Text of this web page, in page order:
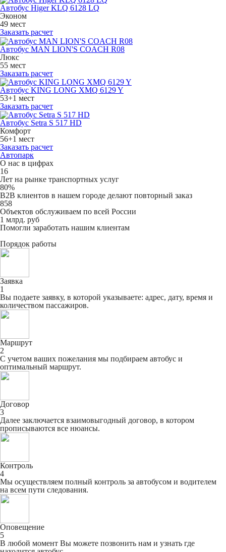
Автобус Higer KLQ 6128 LQ
Эконом
49 мест
Заказать расчет
Автобус MAN LION'S COACH R08
Люкс
55 мест
Заказать расчет
Автобус KING LONG XMQ 6129 Y
53+1 мест
Заказать расчет
Автобус Setra S 517 HD
Комфорт
56+1 мест
Заказать расчет
Автопарк
О нас в цифрах
16
Лет на рынке транспортных услуг
80%
B2B клиентов в нашем городе делают повторный заказ
858
Объектов обслуживаем по всей России
1 млрд. руб
Помогли заработать нашим клиентам
Порядок работы
Заявка
1
Вы подаете заявку, в которой указываете: адрес, дату, время и
количеством пассажиров.
Маршрут
2
С учетом ваших пожелания мы подбираем автобус и
оптимальный маршрут.
Договор
3
Далее заключается взаимовыгодный договор, в котором
прописываются все нюансы.
Контроль
4
Мы осуществляем полный контроль за автобусом и водителем
на всем пути следования.
Оповещение
5
В любой момент Вы можете позвонить нам и узнать где